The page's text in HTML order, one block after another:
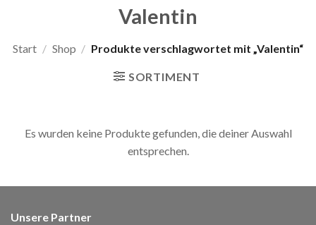
Valentin
Start / Shop / Produkte verschlagwortet mit „Valentin“
SORTIMENT
Es wurden keine Produkte gefunden, die deiner Auswahl
entsprechen.
Unsere Partner